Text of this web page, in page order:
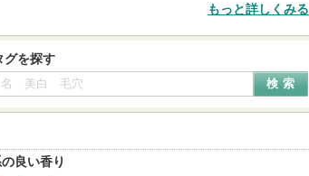
もっと詳しくみる
グを探す
良い香り